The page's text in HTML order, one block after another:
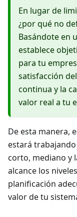
En lugar de
¿por qué no
Basándote en
establece
para tu
satisfacción
continua y la
valor real a tu
De esta manera,
estará
corto, mediano y
alcance los
planificación
valor de tu